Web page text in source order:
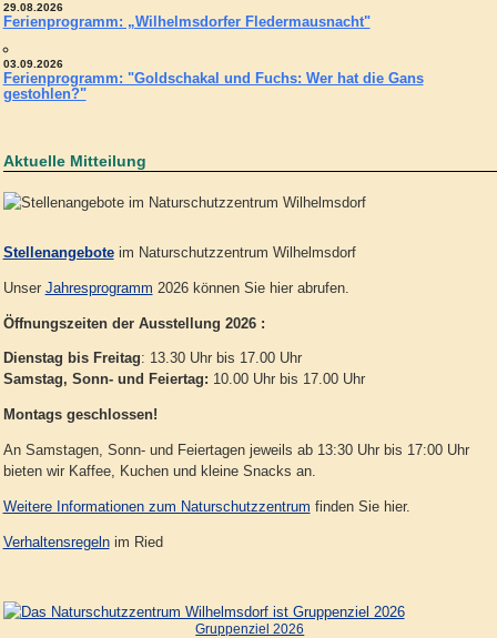
29.08.2026
Ferienprogramm: „Wilhelmsdorfer Fledermausnacht"
03.09.2026
Ferienprogramm: "Goldschakal und Fuchs: Wer hat die Gans
gestohlen?"
Aktuelle Mitteilung
Stellenangeboteim Naturschutzzentrum Wilhelmsdorf
Unser Jahresprogramm 2026 können Sie hier abrufen.
Öffnungszeiten der Ausstellung 2026 :
Dienstag bis Freitag: 13.30 Uhr bis 17.00 Uhr
Samstag, Sonn- und Feiertag: 10.00 Uhr bis 17.00 Uhr
Montags geschlossen!
An Samstagen, Sonn- und Feiertagen jeweils ab 13:30 Uhr bis 17:00 Uhr
bieten wir Kaffee, Kuchen und kleine Snacks an.
Weitere Informationen zum Naturschutzzentrum finden Sie hier.
Verhaltensregelnim Ried
Gruppenziel 2026